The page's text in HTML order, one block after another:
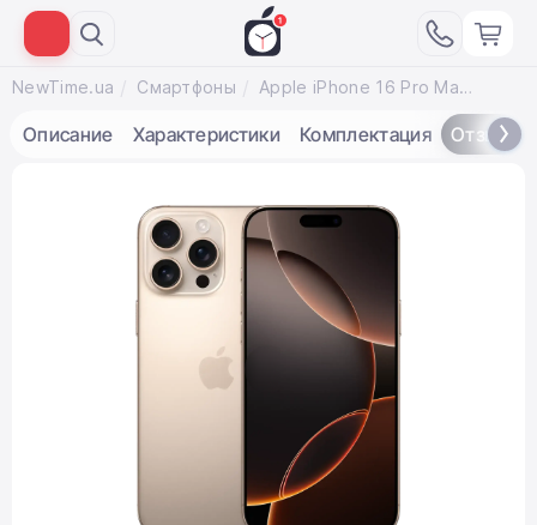
NewTime.ua Смартфоны Apple iPhone 16 Pro Max 256GB eSim Desert Titanium (MYW53)
Описание Характеристики Комплектация Отзывы